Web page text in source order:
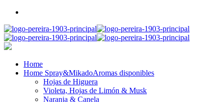
Home
Home Spray&MikadoAromas disponibles
Hojas de Higuera
Violeta, Hojas de Limón & Musk
Naranja & Canela